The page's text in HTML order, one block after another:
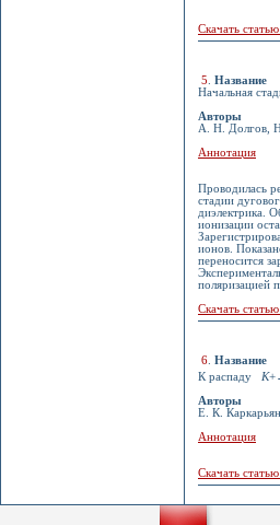
Скачать
5
Название
Начальная
Авторы
А. Н. Долгов,
Аннотация
Проводилась
стадии
диэлектрика.
ионизации
ионов.
переносится
поляризацией
Скачать
6 Название
К распаду K
Авторы
Е. К.
Аннотация
Скачать